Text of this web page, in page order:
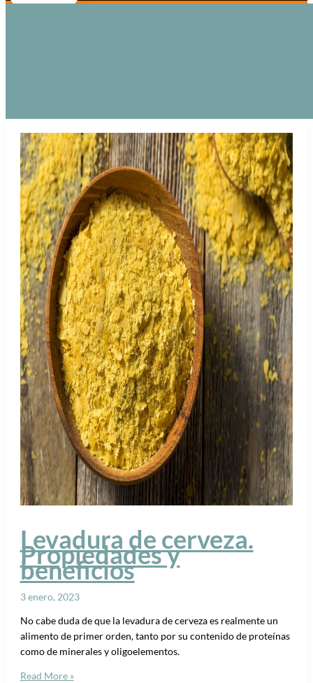
Levadura de cerveza.
Propiedades y
beneficios
3 enero, 2023
No cabe duda de que la levadura de cerveza es realmente un
alimento de primer orden, tanto por su contenido de proteínas
como de minerales y oligoelementos.
Read More »